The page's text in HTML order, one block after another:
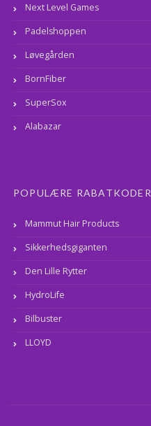
Next Level Games
Padelshoppen
Løvegården
BornFiber
SuperSox
Alabazar
POPULÆRE RABATKODER
Mammut Hair Products
Sikkerhedsgiganten
Den Lille Rytter
HydroLife
Bilbuster
LLOYD